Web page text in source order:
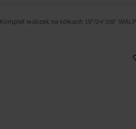
Komplet walizek na kółkach 19"/24"/28"